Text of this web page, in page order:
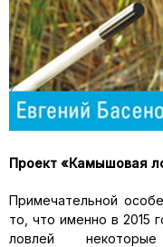
Проект «Камышовая
Примечательной
то, что именно в 2015
ловлей